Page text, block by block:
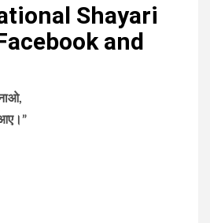
Shayari
and